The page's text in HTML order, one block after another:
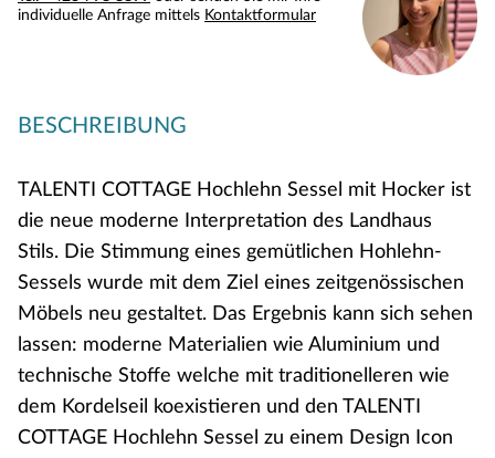
individuelle Anfrage mittels Kontaktformular
BESCHREIBUNG
TALENTI COTTAGE Hochlehn Sessel mit Hocker ist
die neue moderne Interpretation des Landhaus
Stils. Die Stimmung eines gemütlichen Hohlehn-
Sessels wurde mit dem Ziel eines zeitgenössischen
Möbels neu gestaltet. Das Ergebnis kann sich sehen
lassen: moderne Materialien wie Aluminium und
technische Stoffe welche mit traditionelleren wie
dem Kordelseil koexistieren und den TALENTI
COTTAGE Hochlehn Sessel zu einem Design Icon